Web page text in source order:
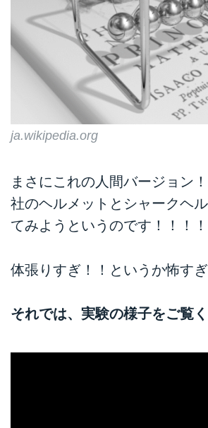
ja.wikipedia.org
まさにこれの人間バージョン
社のヘルメットとシャークヘ
てみようというのです！！！！
体張りすぎ！！というか怖すぎ
それでは、実験の様子をご覧